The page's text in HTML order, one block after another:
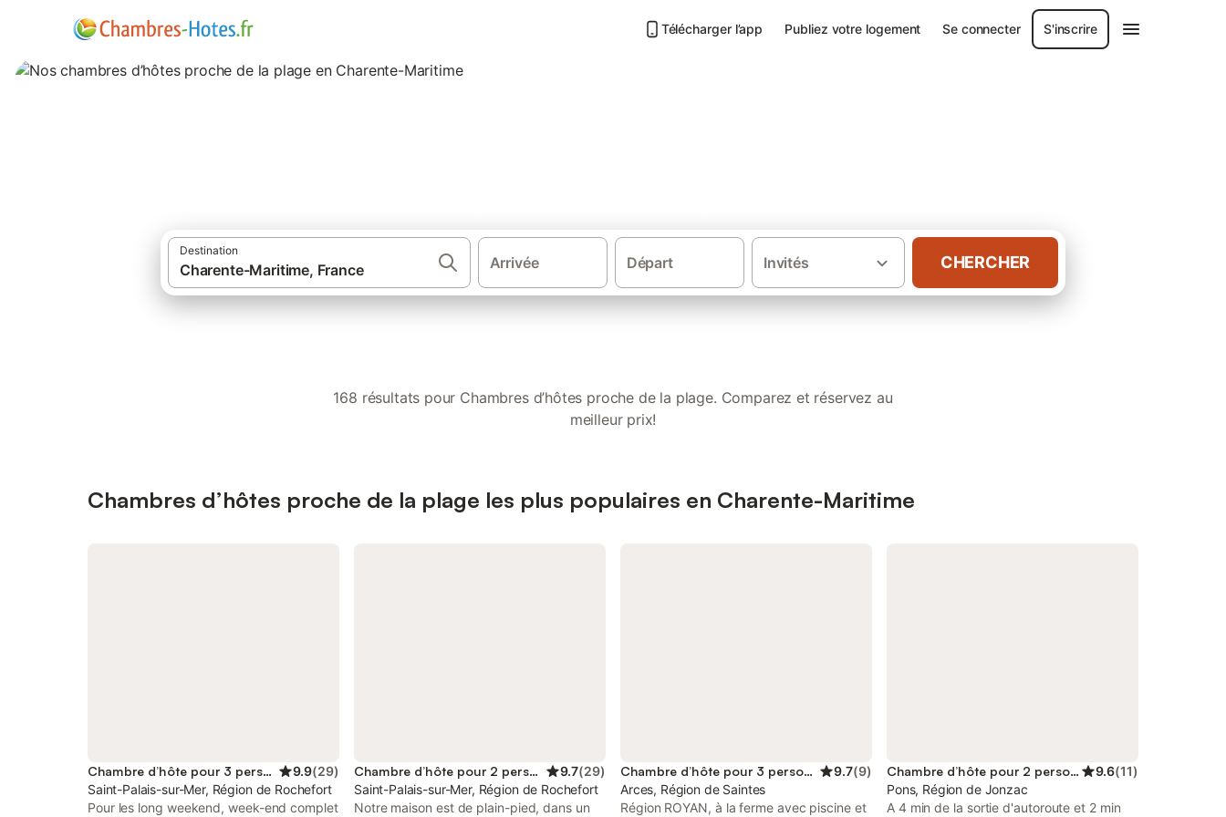
Télécharger l’app Publiez votre logement Se connecter S'inscrire
Destination
Arrivée Départ Invités CHERCHER
168 résultats pour Chambres d’hôtes proche de la plage. Comparez et réservez au
meilleur prix!
Chambres d’hôtes proche de la plage les plus populaires en Charente-Maritime
Chambre d’hôte pour 3 personnes 9.9(29)
Saint-Palais-sur-Mer, Région de Rochefort
Pour les long weekend, week-end complet
Chambre d’hôte pour 2 personnes 9.7(29)
Saint-Palais-sur-Mer, Région de Rochefort
Notre maison est de plain-pied, dans un
Chambre d’hôte pour 3 personnes 9.7(9)
Arces, Région de Saintes
Région ROYAN, à la ferme avec piscine et
Chambre d’hôte pour 2 personnes 9.6(11)
Pons, Région de Jonzac
A 4 min de la sortie d'autoroute et 2 min